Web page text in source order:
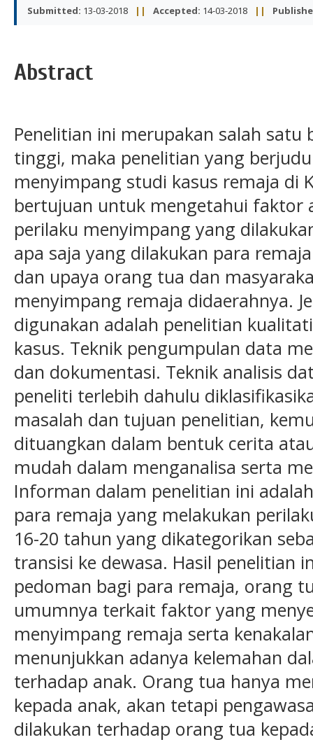
Submitted: 13-03-2018 || Accepted: 14-03-2018 ||
Abstract
Penelitian ini merupakan salah
tinggi, maka penelitian yang
menyimpang studi kasus remaja di
bertujuan untuk mengetahui faktor
perilaku menyimpang yang
apa saja yang dilakukan para
dan upaya orang tua dan
menyimpang remaja didaerahnya.
digunakan adalah penelitian
kasus. Teknik pengumpulan data
dan dokumentasi. Teknik analisis
peneliti terlebih dahulu
masalah dan tujuan penelitian,
dituangkan dalam bentuk cerita
mudah dalam menganalisa serta
Informan dalam penelitian ini
para remaja yang melakukan
16-20 tahun yang dikategorikan
transisi ke dewasa. Hasil penelitian
pedoman bagi para remaja, orang
umumnya terkait faktor yang
menyimpang remaja serta
menunjukkan adanya kelemahan
terhadap anak. Orang tua hanya
kepada anak, akan tetapi
dilakukan terhadap orang tua